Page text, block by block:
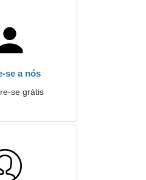
se a nós
se grátis